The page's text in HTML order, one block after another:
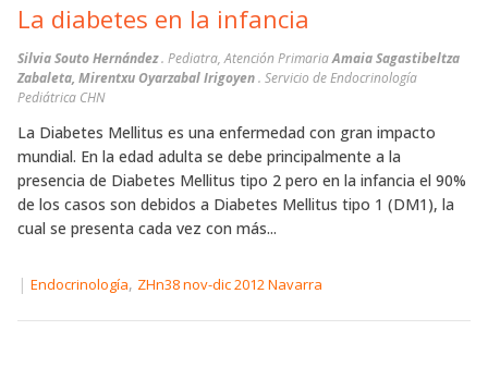
La diabetes en la infancia
Silvia Souto Hernández. Pediatra, Atención PrimariaAmaia Sagastibeltza
Zabaleta, Mirentxu Oyarzabal Irigoyen. Servicio de Endocrinología
Pediátrica CHN
La Diabetes Mellitus es una enfermedad con gran impacto
mundial. En la edad adulta se debe principalmente a la
presencia de Diabetes Mellitus tipo 2 pero en la infancia el 90%
de los casos son debidos a Diabetes Mellitus tipo 1 (DM1), la
cual se presenta cada vez con más...
| Endocrinología, ZHn38 nov-dic 2012 Navarra